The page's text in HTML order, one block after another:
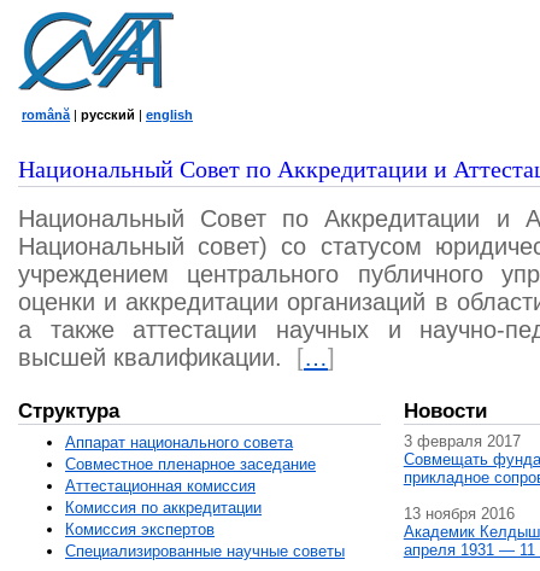
română | русский | english
Национальный Совет по Аккредитации и
Национальный Совет по Аккредитации и
Национальный совет) со статусом
учреждением центрального публичного
оценки и аккредитации организаций в
а также аттестации научных и научно-
высшей квалификации.
[…]
Структура
Аппарат национального совета
Совместное пленарное заседание
Аттестационная комисcия
Комиссия по аккредитации
Комиссия экспертов
Специализированные научные советы
Новости
3 февраля 2017
Совмещать
прикладное
13 ноября 2016
Академик
апреля 1931 — 11